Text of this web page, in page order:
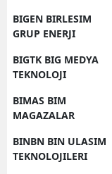
BIGEN BIRLESIM
GRUP ENERJI
BIGTK BIG MEDYA
TEKNOLOJI
BIMAS BIM
MAGAZALAR
BINBN BIN ULASIM
TEKNOLOJILERI